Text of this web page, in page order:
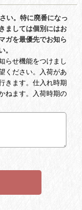
い。特に廃番になっ
ましては個別にはお
ガを最優先でお知ら
。
らせ機能をつけまし
ください。入荷があ
きます。仕入れ時期
ねます。入荷時期の